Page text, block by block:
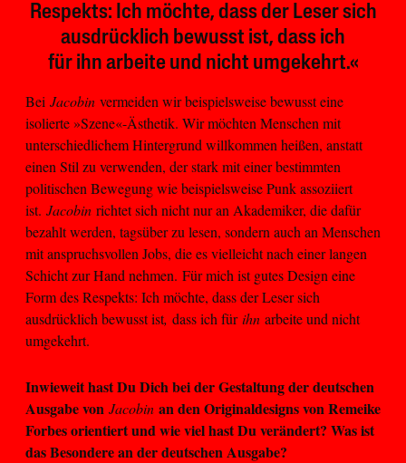
Respekts: Ich möchte, dass der Leser sich
ausdrücklich bewusst ist, dass ich
für ihn arbeite und nicht umgekehrt.«
Bei Jacobin vermeiden wir beispielsweise bewusst eine
isolierte »Szene«-Ästhetik. Wir möchten Menschen mit
unterschiedlichem Hintergrund willkommen heißen, anstatt
einen Stil zu verwenden, der stark mit einer bestimmten
politischen Bewegung wie beispielsweise Punk assoziiert
ist. Jacobin richtet sich nicht nur an Akademiker, die dafür
bezahlt werden, tagsüber zu lesen, sondern auch an Menschen
mit anspruchsvollen Jobs, die es vielleicht nach einer langen
Schicht zur Hand nehmen. Für mich ist gutes Design eine
Form des Respekts: Ich möchte, dass der Leser sich
ausdrücklich bewusst ist, dass ich fürihn arbeite und nicht
umgekehrt.
Inwieweit hast Du Dich bei der Gestaltung der deutschen
Ausgabe von Jacobin an den Originaldesigns von Remeike
Forbes orientiert und wie viel hast Du verändert? Was ist
das Besondere an der deutschen Ausgabe?